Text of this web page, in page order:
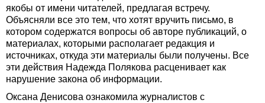
якобы от имени читателей, предлагая встречу.
Объясняли все это тем, что хотят вручить письмо, в
котором содержатся вопросы об авторе публикаций, о
материалах, которыми располагает редакция и
источниках, откуда эти материалы были получены. Все
эти действия Надежда Полякова расценивает как
нарушение закона об информации.
Оксана Денисова ознакомила журналистов с